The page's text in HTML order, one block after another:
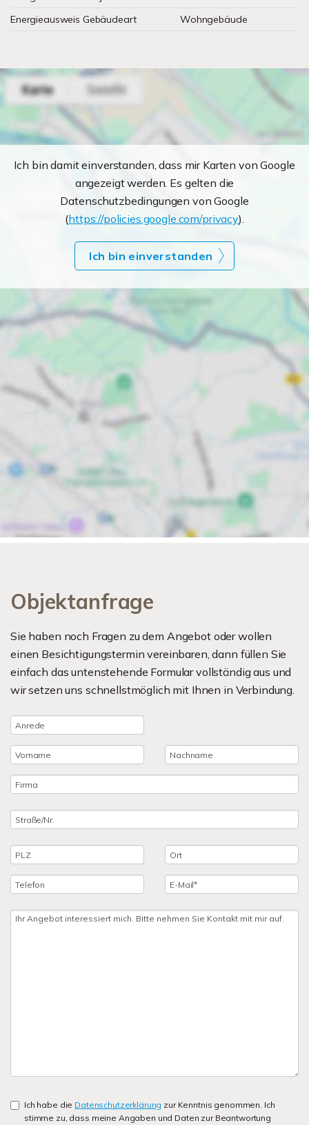
Energieausweis Gebäudeart
Wohngebäude
Ich bin damit einverstanden, dass mir Karten von Google
angezeigt werden. Es gelten die
Datenschutzbedingungen von Google
(https://policies.google.com/privacy).
Ich bin einverstanden
Objektanfrage
Sie haben noch Fragen zu dem Angebot oder wollen
einen Besichtigungstermin vereinbaren, dann füllen Sie
einfach das untenstehende Formular vollständig aus und
wir setzen uns schnellstmöglich mit Ihnen in Verbindung.
Ich habe die Datenschutzerklärung zur Kenntnis genommen. Ich
stimme zu, dass meine Angaben und Daten zur Beantwortung